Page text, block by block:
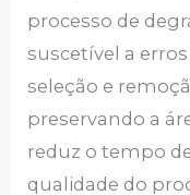
processo de
suscetível a
seleção e
preservando a
reduz o tempo
qualidade do